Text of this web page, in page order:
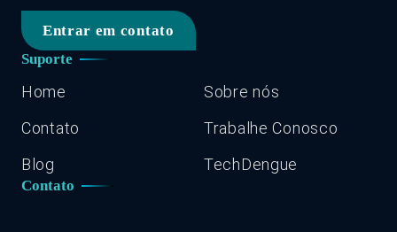
Entrar em contato
Suporte
Home
Sobre nós
Contato
Trabalhe Conosco
Blog
TechDengue
Contato